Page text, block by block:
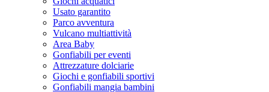
Usato garantito
Parco avventura
Vulcano multiattività
Area Baby
Gonfiabili per eventi
Attrezzature dolciarie
Giochi e gonfiabili sportivi
Gonfiabili mangia bambini